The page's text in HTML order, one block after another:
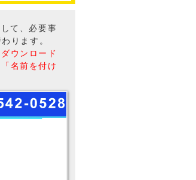
て、必要事
ります。
ウンロード
名前を付け